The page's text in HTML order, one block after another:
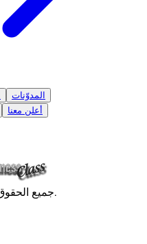
المدوّنات
أعلن معنا
© 2026 PUT-IT-ON. جميع الحقوق محفوظة.